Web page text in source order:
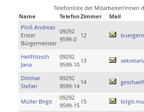
Telefonliste der Mitarbeiter/innen
Name
TelefonZimmer
Mail
Ploß Andreas
Erster
Bürgermeister
09292
9599-0
12
Hellfritzsch
Jana
09292
9599-10
13
Dittmar
Stefan
09292
9599-14
14
Müller Birgit
09292
9599-15
15